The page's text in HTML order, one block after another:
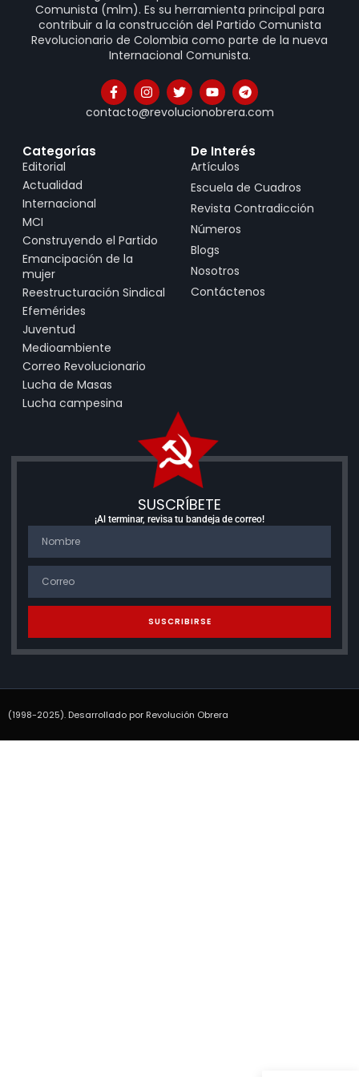
Comunista (mlm). Es su herramienta principal para
contribuir a la construcción del Partido Comunista
Revolucionario de Colombia como parte de la nueva
Internacional Comunista.
contacto@revolucionobrera.com
Categorías
Editorial
Actualidad
Internacional
MCI
Construyendo el Partido
Emancipación de la
mujer
Reestructuración Sindical
Efemérides
Juventud
Medioambiente
Correo Revolucionario
Lucha de Masas
Lucha campesina
De Interés
Artículos
Escuela de Cuadros
Revista Contradicción
Números
Blogs
Nosotros
Contáctenos
SUSCRÍBETE
¡Al terminar, revisa tu bandeja de correo!
SUSCRIBIRSE
(1998-2025). Desarrollado por Revolución Obrera